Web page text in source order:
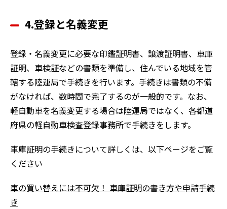
4.登録と名義変更
登録・名義変更に必要な印鑑証明書、譲渡証明書、車庫
証明、車検証などの書類を準備し、住んでいる地域を管
轄する陸運局で手続きを行います。手続きは書類の不備
がなければ、数時間で完了するのが一般的です。なお、
軽自動車を名義変更する場合は陸運局ではなく、各都道
府県の軽自動車検査登録事務所で手続きをします。
車庫証明の手続きについて詳しくは、以下ページをご覧
ください
車の買い替えには不可欠！ 車庫証明の書き方や申請手続
き